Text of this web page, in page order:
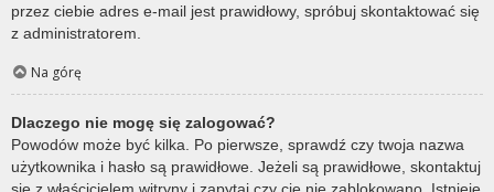
przez ciebie adres e-mail jest prawidłowy, spróbuj skontaktować się
z administratorem.
Na górę
Dlaczego nie mogę się zalogować?
Powodów może być kilka. Po pierwsze, sprawdź czy twoja nazwa
użytkownika i hasło są prawidłowe. Jeżeli są prawidłowe, skontaktuj